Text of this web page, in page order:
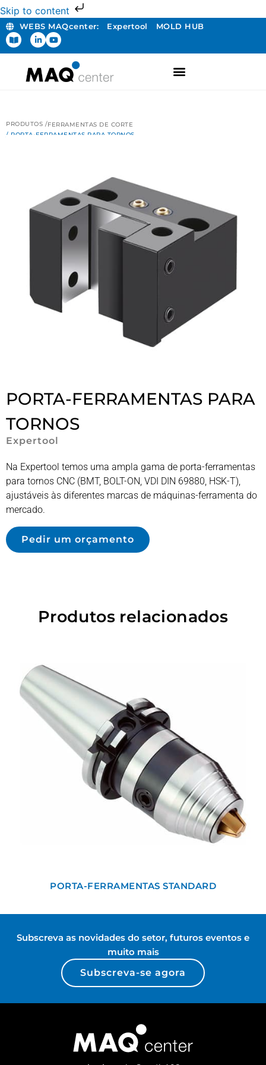
Skip to content
WEBS MAQcenter: Expertool MOLD HUB
PRODUTOS /FERRAMENTAS DE CORTE
/ PORTA-FERRAMENTAS PARA TORNOS
PORTA-FERRAMENTAS PARA
TORNOS
Expertool
Na Expertool temos uma ampla gama de porta-ferramentas
para tornos CNC (BMT, BOLT-ON, VDI DIN 69880, HSK-T),
ajustáveis ​​às diferentes marcas de máquinas-ferramenta do
mercado.
Pedir um orçamento
Produtos relacionados
PORTA-FERRAMENTAS STANDARD
Subscreva as novidades do setor, futuros eventos e
muito mais
Subscreva-se agora